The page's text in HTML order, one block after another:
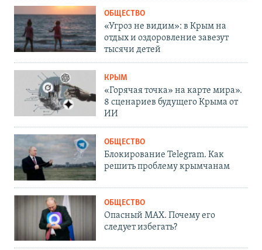
ОБЩЕСТВО
«Угроз не видим»: в Крым на
отдых и оздоровление завезут
тысячи детей
КРЫМ
«Горячая точка» на карте мира».
8 сценариев будущего Крыма от
ИИ
ОБЩЕСТВО
Блокирование Telegram. Как
решить проблему крымчанам
ОБЩЕСТВО
Опасный MAX. Почему его
следует избегать?